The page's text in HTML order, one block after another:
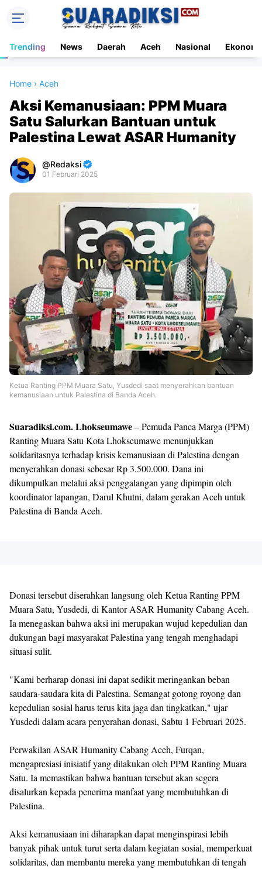
Trending News Daerah Aceh Nasional Ekonomi
Home › Aceh
Aksi Kemanusiaan: PPM Muara
Satu Salurkan Bantuan untuk
Palestina Lewat ASAR Humanity
Redaksi
01 Februari 2025
Premium
Templates
Ketua Ranting PPM Muara Satu, Yusdedi saat menyerahkan bantuan
kemanusiaan untuk Palestina di Banda Aceh.
Suaradiksi.com. Lhokseumawe– Pemuda Panca Marga (PPM)
Ranting Muara Satu Kota Lhokseumawe menunjukkan
solidaritasnya terhadap krisis kemanusiaan di Palestina dengan
menyerahkan donasi sebesar Rp 3.500.000. Dana ini
dikumpulkan melalui aksi penggalangan yang dipimpin oleh
koordinator lapangan, Darul Khutni, dalam gerakan Aceh untuk
Palestina di Banda Aceh.
Donasi tersebut diserahkan langsung oleh Ketua Ranting PPM
Muara Satu, Yusdedi, di Kantor ASAR Humanity Cabang Aceh.
Ia menegaskan bahwa aksi ini merupakan wujud kepedulian dan
dukungan bagi masyarakat Palestina yang tengah menghadapi
situasi sulit.
"Kami berharap donasi ini dapat sedikit meringankan beban
saudara-saudara kita di Palestina. Semangat gotong royong dan
kepedulian sosial harus terus kita jaga dan tingkatkan," ujar
Yusdedi dalam acara penyerahan donasi, Sabtu 1 Februari 2025.
Perwakilan ASAR Humanity Cabang Aceh, Furqan,
mengapresiasi inisiatif yang dilakukan oleh PPM Ranting Muara
Satu. Ia memastikan bahwa bantuan tersebut akan segera
disalurkan kepada penerima manfaat yang membutuhkan di
Palestina.
Aksi kemanusiaan ini diharapkan dapat menginspirasi lebih
banyak pihak untuk turut serta dalam kegiatan sosial, memperkuat
solidaritas, dan membantu mereka yang membutuhkan di tengah